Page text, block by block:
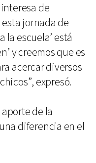
interesa de
jornada de
la escuela’ está
y creemos que es
acercar diversos
expresó.
de la
diferencia en el